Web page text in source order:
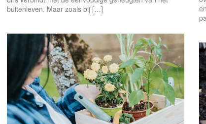
buitenleven. Maar zoals bij […]